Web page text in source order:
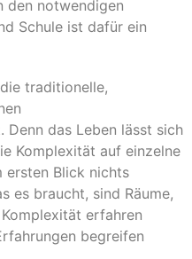
den notwendigen
Schule ist dafür ein
traditionelle,
Denn das Leben lässt sich
Komplexität auf einzelne
ersten Blick nichts
es braucht, sind Räume,
erfahren
begreifen